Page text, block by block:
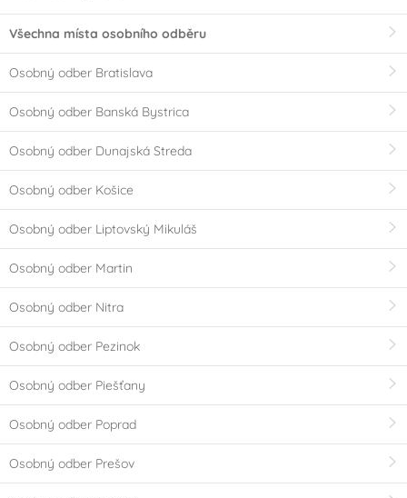
Všechna místa osobního odběru
Osobný odber Bratislava
Osobný odber Banská Bystrica
Osobný odber Dunajská Streda
Osobný odber Košice
Osobný odber Liptovský Mikuláš
Osobný odber Martin
Osobný odber Nitra
Osobný odber Pezinok
Osobný odber Piešťany
Osobný odber Poprad
Osobný odber Prešov